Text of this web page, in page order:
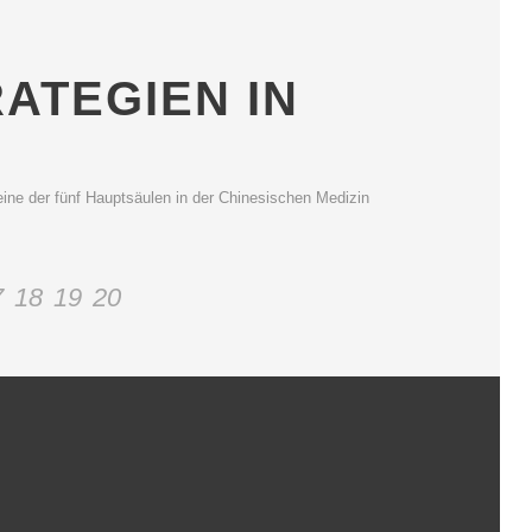
IN
der fünf Hauptsäulen in der Chinesischen Medizin
18 19 20